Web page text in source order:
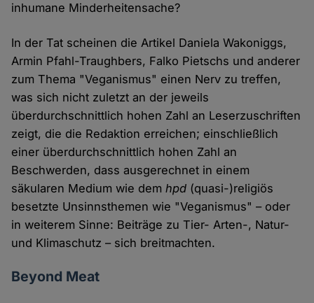
inhumane Minderheitensache?
In der Tat scheinen die Artikel Daniela Wakoniggs,
Armin Pfahl-Traughbers, Falko Pietschs und anderer
zum Thema "Veganismus" einen Nerv zu treffen,
was sich nicht zuletzt an der jeweils
überdurchschnittlich hohen Zahl an Leserzuschriften
zeigt, die die Redaktion erreichen; einschließlich
einer überdurchschnittlich hohen Zahl an
Beschwerden, dass ausgerechnet in einem
säkularen Medium wie demhpd (quasi-)religiös
besetzte Unsinnsthemen wie "Veganismus" – oder
in weiterem Sinne: Beiträge zu Tier- Arten-, Natur-
und Klimaschutz – sich breitmachten.
Beyond Meat